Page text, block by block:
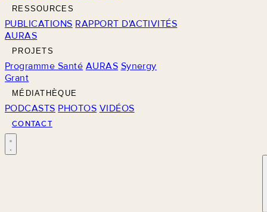
RESSOURCES
PUBLICATIONS RAPPORT D'ACTIVITÉS
AURAS
PROJETS
Programme Santé AURAS Synergy
Grant
MÉDIATHÈQUE
PODCASTS PHOTOS VIDÉOS
CONTACT